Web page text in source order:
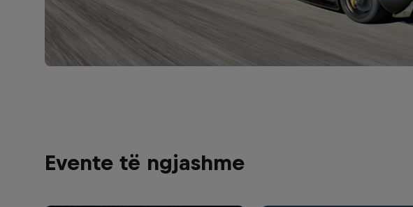
Evente të ngjashme